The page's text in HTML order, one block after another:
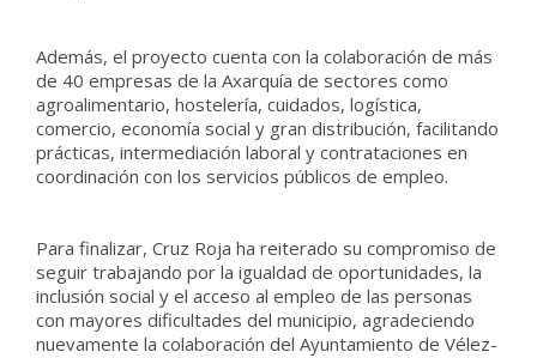
Además, el proyecto cuenta con la colaboración de más
de 40 empresas de la Axarquía de sectores como
agroalimentario, hostelería, cuidados, logística,
comercio, economía social y gran distribución, facilitando
prácticas, intermediación laboral y contrataciones en
coordinación con los servicios públicos de empleo.
Para finalizar, Cruz Roja ha reiterado su compromiso de
seguir trabajando por la igualdad de oportunidades, la
inclusión social y el acceso al empleo de las personas
con mayores dificultades del municipio, agradeciendo
nuevamente la colaboración del Ayuntamiento de Vélez-